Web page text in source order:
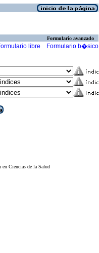
Formulario avanzado
libre Formulario b�sico
Ciencias de la Salud